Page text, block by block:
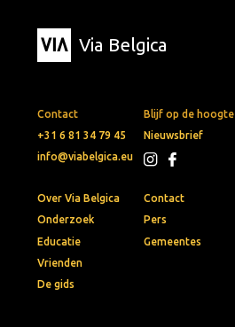
Via Belgica
Contact
+31 6 81 34 79 45
info@viabelgica.eu
Blijf op de hoogte
Nieuwsbrief
Over Via Belgica
Onderzoek
Educatie
Vrienden
De gids
Contact
Pers
Gemeentes